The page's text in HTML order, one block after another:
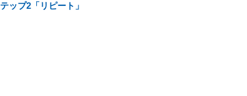
テップ2「リピート」